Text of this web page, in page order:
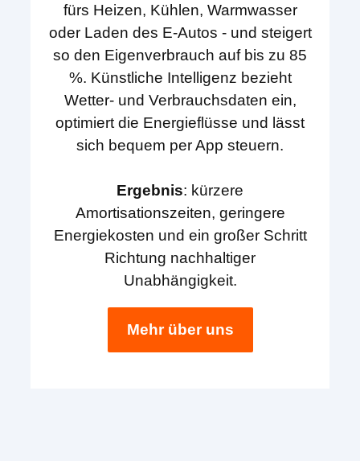
fürs Heizen, Kühlen, Warmwasser
oder Laden des E-Autos - und steigert
so den Eigenverbrauch auf bis zu 85
%. Künstliche Intelligenz bezieht
Wetter- und Verbrauchsdaten ein,
optimiert die Energieflüsse und lässt
sich bequem per App steuern.
Ergebnis: kürzere
Amortisationszeiten, geringere
Energiekosten und ein großer Schritt
Richtung nachhaltiger
Unabhängigkeit.
Mehr über uns